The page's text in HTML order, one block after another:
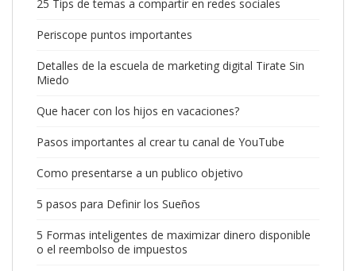
25 Tips de temas a compartir en redes sociales
Periscope puntos importantes
Detalles de la escuela de marketing digital Tirate Sin
Miedo
Que hacer con los hijos en vacaciones?
Pasos importantes al crear tu canal de YouTube
Como presentarse a un publico objetivo
5 pasos para Definir los Sueños
5 Formas inteligentes de maximizar dinero disponible
o el reembolso de impuestos